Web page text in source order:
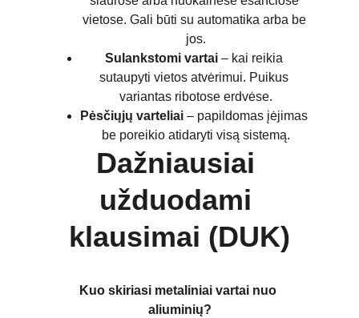
vietose. Gali būti su automatika arba be
jos.
Sulankstomi vartai – kai reikia
sutaupyti vietos atvėrimui. Puikus
variantas ribotose erdvėse.
Pėsčiųjų varteliai – papildomas įėjimas
be poreikio atidaryti visą sistemą.
Dažniausiai
užduodami
klausimai (DUK)
Kuo skiriasi metaliniai vartai nuo
aliuminių?